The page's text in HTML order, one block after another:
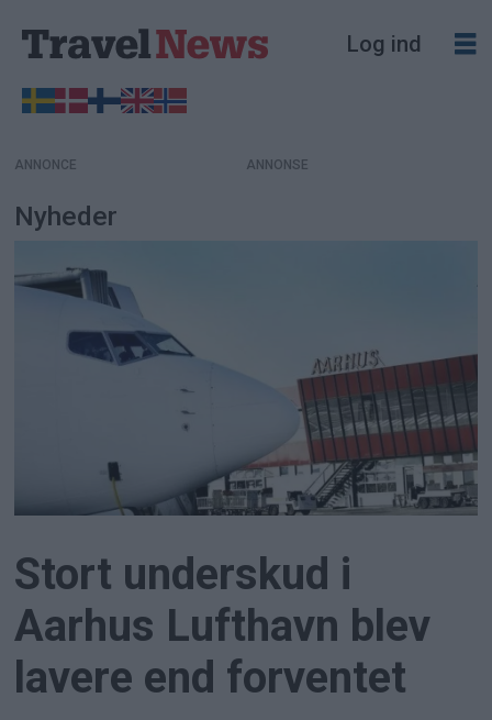
Log ind
ANNONCE
Nyheder
Stort underskud i
Aarhus Lufthavn blev
lavere end forventet